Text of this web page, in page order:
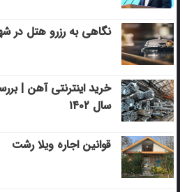
نگاهی به رزرو هتل در
خرید اینترنتی آهن |
سال ۱۴۰۲
قوانین اجاره ویلا رشت